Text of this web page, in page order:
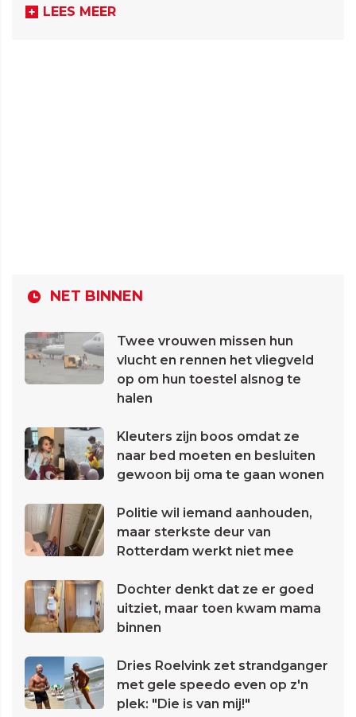
LEES MEER
NET BINNEN
Twee vrouwen missen hun
vlucht en rennen het vliegveld
op om hun toestel alsnog te
halen
Kleuters zijn boos omdat ze
naar bed moeten en besluiten
gewoon bij oma te gaan wonen
Politie wil iemand aanhouden,
maar sterkste deur van
Rotterdam werkt niet mee
Dochter denkt dat ze er goed
uitziet, maar toen kwam mama
binnen
Dries Roelvink zet strandganger
met gele speedo even op z'n
plek: "Die is van mij!"